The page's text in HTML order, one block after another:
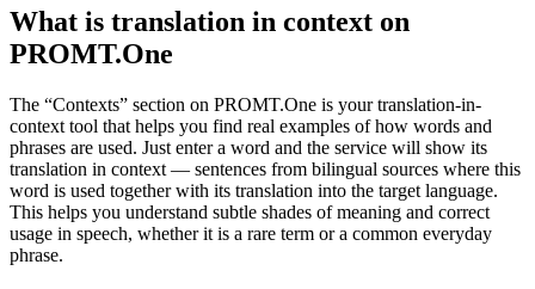
What is translation in context on
PROMT.One
The “Contexts” section on PROMT.One is your translation-in-
context tool that helps you find real examples of how words and
phrases are used. Just enter a word and the service will show its
translation in context — sentences from bilingual sources where this
word is used together with its translation into the target language.
This helps you understand subtle shades of meaning and correct
usage in speech, whether it is a rare term or a common everyday
phrase.